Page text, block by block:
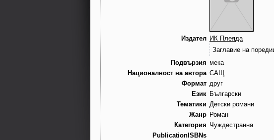
Издател ИК Плеяда
Заглавие на
Подвързия мека
Националност на автора САЩ
Формат друг
Език Български
Тематики Детски романи
Жанр Роман
Категория Чуждестранна
PublicationISBNs